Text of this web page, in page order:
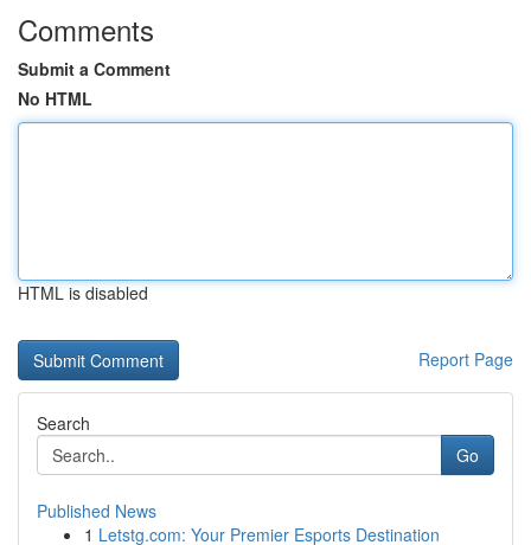
Comments
Submit a Comment
No HTML
HTML is disabled
Report Page
Search
Go
Published News
1 Letstg.com: Your Premier Esports Destination